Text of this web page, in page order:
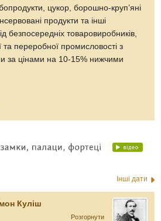
цукор, борошно-круп’яні
продукти та інші
безпосередніх товаровиробників,
та переробної промисловості з
за цінами на 10-15% нижчими
Інші дати
Куліш
Розгорнути